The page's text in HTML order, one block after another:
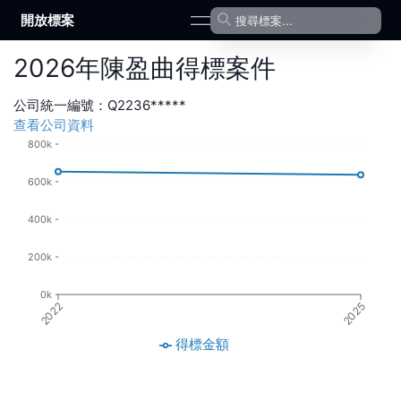
開放標案 open navigation menu
2026年陳盈曲得標案件
公司統一編號： Q2236*****
查看公司資料
2022 2025
0k
200k
400k
600k
800k
得標金額